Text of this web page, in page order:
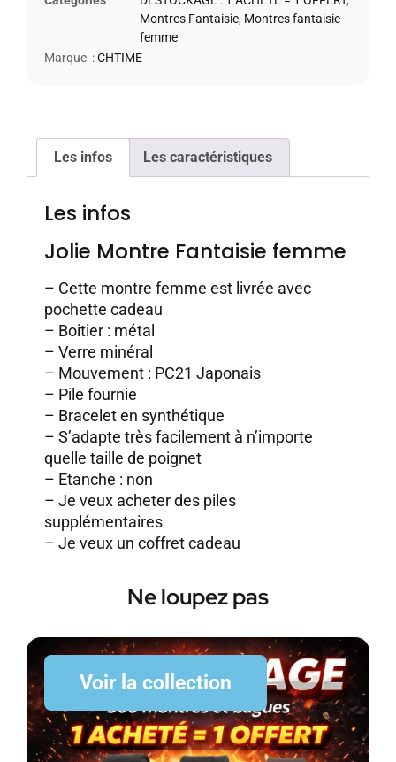
Montres Fantaisie, Montres fantaisie
femme
Marque :CHTIME
Les infos Les caractéristiques
Les infos
Jolie Montre Fantaisie femme
– Cette montre femme est livrée avec
pochette cadeau
– Boitier : métal
– Verre minéral
– Mouvement : PC21 Japonais
– Pile fournie
– Bracelet en synthétique
– S’adapte très facilement à n’importe
quelle taille de poignet
– Etanche : non
– Je veux acheter des piles
supplémentaires
– Je veux un coffret cadeau
Ne loupez pas
Voir la collection